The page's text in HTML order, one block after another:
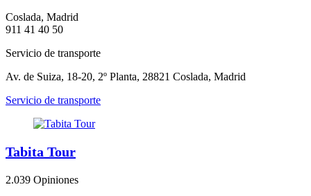
Coslada, Madrid
911 41 40 50
Servicio de transporte
Av. de Suiza, 18-20, 2º Planta, 28821 Coslada, Madrid
Servicio de transporte
Tabita Tour
2.039 Opiniones